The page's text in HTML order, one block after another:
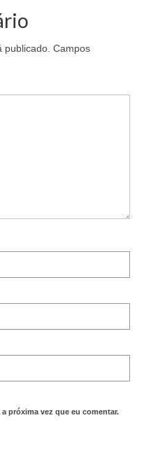
Campos
próxima vez que eu comentar.